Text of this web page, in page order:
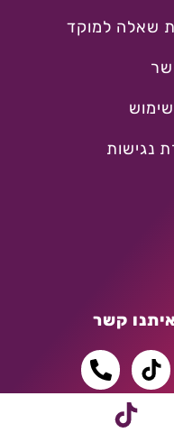
שאלה למוקד
נגישות
קשר